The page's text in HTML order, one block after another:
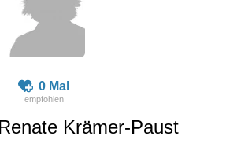
0 Mal
Krämer-Paust